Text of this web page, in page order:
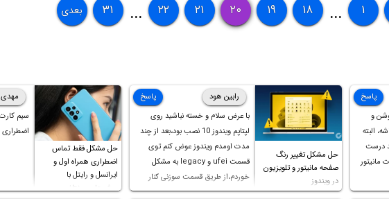
۱ ... ۱۸ ۱۹ ۲۰ ۲۱ ۲۲ ... ۳۱ بعدی
و
البته
درست
پاسخ
حل مشکل تغییر رنگ
صفحه مانیتور و تلویزیون
در ویندوز
رابین هود
با عرض سلام و خسته نباشید روی
لپتاپم ویندوز 10 نصب بود،بعد از چند
مدت اومدم ویندوز عوض کنم توی
قسمت ufei و legacy به مشکل
خوردم،از طریق قسمت سوزنی کنار
پورت هندزفری ،بوت رو ریست کردم و
پاسخ
حل مشکل فقط تماس
اضطراری همراه اول و
ایرانسل و رایتل با
روش‌های مختلف
سیم
اضطراری